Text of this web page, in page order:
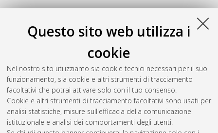
Questo sito web utilizza i
cookie
Nel nostro sito utilizziamo sia cookie tecnici necessari per il suo
funzionamento, sia cookie e altri strumenti di tracciamento
facoltativi che potrai attivare solo con il tuo consenso.
Cookie e altri strumenti di tracciamento facoltativi sono usati per
analisi statistiche, misure sull'efficacia della comunicazione
istituzionale e analisi dei comportamenti degli utenti.
Gestione del documento: